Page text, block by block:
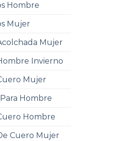
Hombre
Mujer
Mujer
Invierno
Mujer
Hombre
Hombre
Cuero Mujer